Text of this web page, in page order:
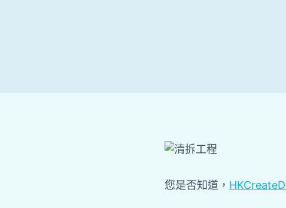
您是否知道，